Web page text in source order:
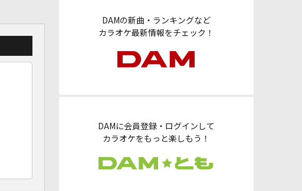
DAMの新曲・ランキングなど
カラオケ最新情報をチェック！
DAMに会員登録・ログインして
カラオケをもっと楽しもう！